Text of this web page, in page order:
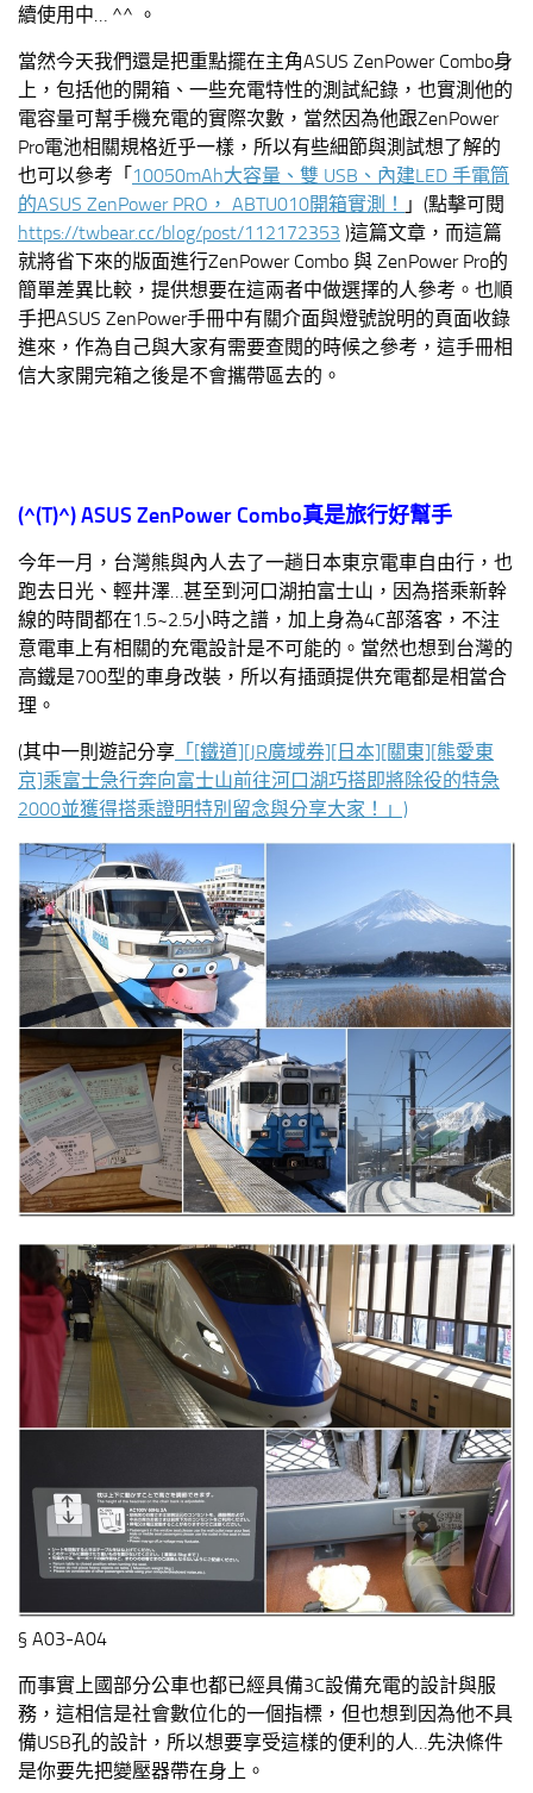
續使用中… ^^ 。
當然今天我們還是把重點擺在主角ASUS ZenPower Combo身
上，包括他的開箱、一些充電特性的測試紀錄，也實測他的
電容量可幫手機充電的實際次數，當然因為他跟ZenPower
Pro電池相關規格近乎一樣，所以有些細節與測試想了解的
也可以參考「 10050mAh大容量、雙 USB、內建LED 手電筒
的ASUS ZenPower PRO， ABTU010開箱實測！ 」(點擊可閱
https://twbear.cc/blog/post/112172353 )這篇文章，而這篇
就將省下來的版面進行ZenPower Combo 與 ZenPower Pro的
簡單差異比較，提供想要在這兩者中做選擇的人參考。也順
手把ASUS ZenPower手冊中有關介面與燈號說明的頁面收錄
進來，作為自己與大家有需要查閱的時候之參考，這手冊相
信大家開完箱之後是不會攜帶區去的。
(^(T)^)ASUS ZenPower Combo真是旅行好幫手
今年一月，台灣熊與內人去了一趟日本東京電車自由行，也
跑去日光、輕井澤…甚至到河口湖拍富士山，因為搭乘新幹
線的時間都在1.5~2.5小時之譜，加上身為4C部落客，不注
意電車上有相關的充電設計是不可能的。當然也想到台灣的
高鐵是700型的車身改裝，所以有插頭提供充電都是相當合
理。
(其中一則遊記分享 「[鐵道][JR廣域券][日本][關東][熊愛東
京]乘富士急行奔向富士山前往河口湖巧搭即將除役的特急
2000並獲得搭乘證明特別留念與分享大家！」)
§ A03-A04
而事實上國部分公車也都已經具備3C設備充電的設計與服
務，這相信是社會數位化的一個指標，但也想到因為他不具
備USB孔的設計，所以想要享受這樣的便利的人…先決條件
是你要先把變壓器帶在身上。